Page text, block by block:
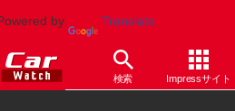
by Translate
検索 Impressサイト
そう バス